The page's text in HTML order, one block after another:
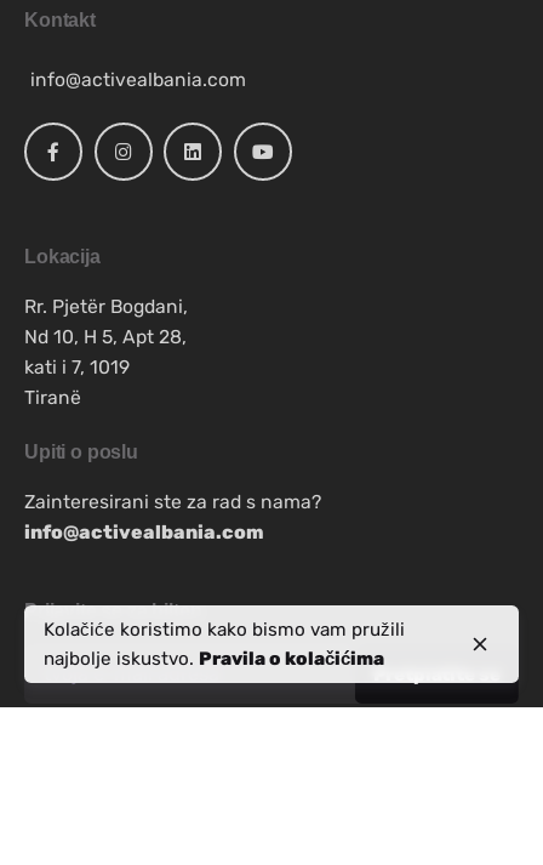
Kontakt
info@activealbania.com
Lokacija
Rr. Pjetër Bogdani,
Nd 10, H 5, Apt 28,
kati i 7, 1019
Tiranë
Upiti o poslu
Zainteresirani ste za rad s nama?
info@activealbania.com
Prijavite se za bilten
Kolačiće koristimo kako bismo vam pružili
najbolje iskustvo. Pravila o kolačićima